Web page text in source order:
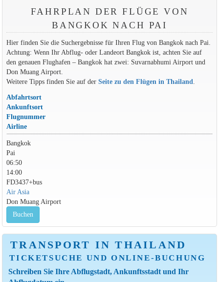
FAHRPLAN DER FLÜGE VON
BANGKOK NACH PAI
Hier finden Sie die Suchergebnisse für Ihren Flug von Bangkok nach Pai.
Achtung: Wenn Ihr Abflug- oder Landeort Bangkok ist, achten Sie auf
den genauen Flughafen – Bangkok hat zwei: Suvarnabhumi Airport und
Don Muang Airport.
Weitere Tipps finden Sie auf der Seite zu den Flügen in Thailand.
Abfahrtsort
Ankunftsort
Flugnummer
Airline
Bangkok
Pai
06:50
14:00
FD3437+bus
Air Asia
Don Muang Airport
Buchen
TRANSPORT IN THAILAND
TICKETSUCHE UND ONLINE-BUCHUNG
Schreiben Sie Ihre Abflugstadt, Ankunftsstadt und Ihr